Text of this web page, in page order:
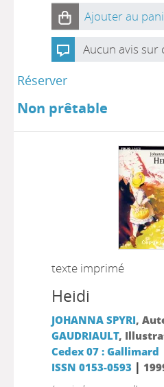
Ajouter au
Aucun avis sur
Réserver
Non prêtable
texte imprimé
Heidi
JOHANNA SPYRI,
GAUDRIAULT,
Cedex 07 : Gallimard
ISSN 0153-0593|